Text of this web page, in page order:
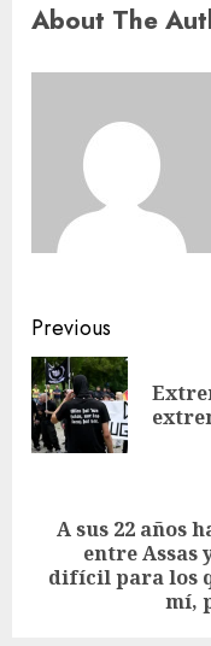
About The
Previous
A sus 22 años
entre Assas
difícil para los
mí,